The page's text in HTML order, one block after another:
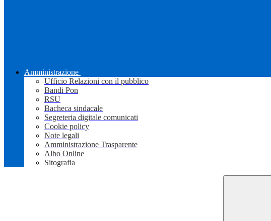
Amministrazione
Ufficio Relazioni con il pubblico
Bandi Pon
RSU
Bacheca sindacale
Segreteria digitale comunicati
Cookie policy
Note legali
Amministrazione Trasparente
Albo Online
Sitografia